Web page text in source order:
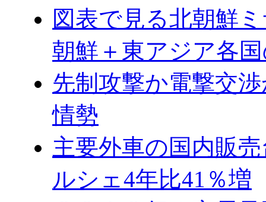
図表で見る北朝鮮
朝鮮＋東アジア各
先制攻撃か電撃交
情勢
主要外車の国内販
ルシェ4年比41％増